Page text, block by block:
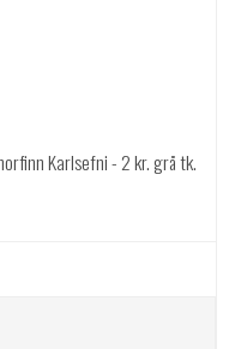
Karlsefni - 2 kr. grå tk.